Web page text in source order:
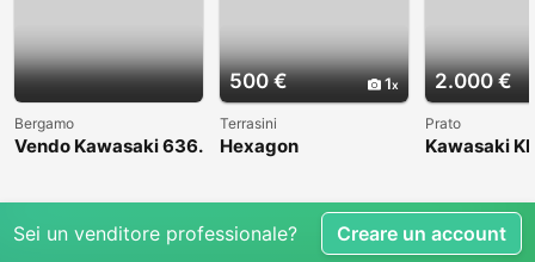
Bergamo
Vendo Kawasaki 636.
500 € 1
Terrasini
Hexagon
2.000 €
Prato
Kawasaki
Sei un venditore professionale? Creare un account